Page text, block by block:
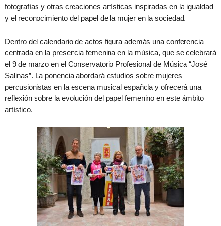
fotografías y otras creaciones artísticas inspiradas en la igualdad
y el reconocimiento del papel de la mujer en la sociedad.
Dentro del calendario de actos figura además una conferencia
centrada en la presencia femenina en la música, que se celebrará
el 9 de marzo en el Conservatorio Profesional de Música “José
Salinas”. La ponencia abordará estudios sobre mujeres
percusionistas en la escena musical española y ofrecerá una
reflexión sobre la evolución del papel femenino en este ámbito
artístico.